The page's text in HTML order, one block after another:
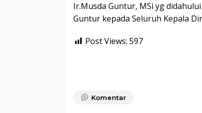
Ir.Musda Guntur, MSi yg
Guntur kepada Seluruh Kepala
Post Views: 597
Komentar